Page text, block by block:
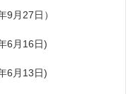
9月27日）
6月16日)
6月13日)